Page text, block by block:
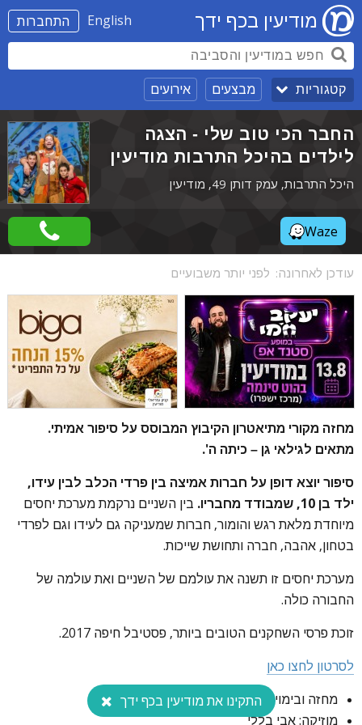
התחברות English מודיעין בכף ידך
קטגוריות מבצעים אירועים
החבר הכי טוב שלי - הצגה
לילדים בהיכל התרבות מודיעין
היכל התרבות, עמק דותן 49, מודיעין
Waze
עודכן לאחרונה: לפני יותר משבועיים
מחזה מקורי מתיאטרון הקיבוץ המבוסס על סיפור אמיתי.
מתאים לגילאי גן – כיתה ה'.
סיפור יוצא דופן על חברות אמיצה בין פרדי הכלב לבין עידו,
ילד בן 10, שמבודד מחבריו.
בין השניים נרקמת מערכת יחסים
מיוחדת מלאת רגש והומור, חברות שמעניקה גם לעידו וגם לפרדי
בטחון, אהבה, חברה ותחושת שייכות.
מערכת יחסים זו תשנה את עולמם של השניים ואת עולמה של
החבורה כולה.
זוכת פרסי השחקנים הטובים ביותר, פסטיבל חיפה 2017.
לסרטון לחצו כאן
מחזה ובימוי: הדס קלדרון, עודד ארליך
מוזיקה: אבי בללי
התקינו את מודיעין בכף ידך